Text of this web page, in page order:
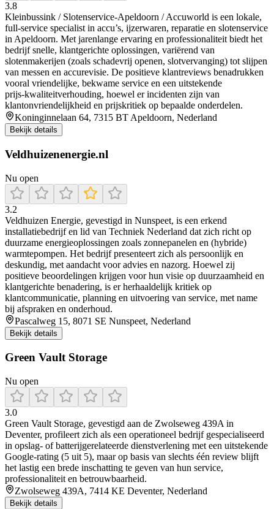
3.8
Kleinbussink / Slotenservice‑Apeldoorn / Accuworld is een lokale,
full‑service specialist in accu’s, ijzerwaren, reparatie en slotenservice
in Apeldoorn. Met jarenlange ervaring en professionaliteit biedt het
bedrijf snelle, klantgerichte oplossingen, variërend van
slotenmakerijen (zoals schadevrij openen, slotvervanging) tot slijpen
van messen en accurevisie. De positieve klantreviews benadrukken
vooral vriendelijke, bekwame service en een uitstekende
prijs‑kwaliteitverhouding, hoewel er incidenten zijn van
klantonvriendelijkheid en prijskritiek op bepaalde onderdelen.
Koninginnelaan 64, 7315 BT Apeldoorn, Nederland
Bekijk details
Veldhuizenenergie.nl
Nu open
3.2
Veldhuizen Energie, gevestigd in Nunspeet, is een erkend
installatiebedrijf en lid van Techniek Nederland dat zich richt op
duurzame energieoplossingen zoals zonnepanelen en (hybride)
warmtepompen. Het bedrijf presenteert zich als persoonlijk en
deskundig, met aandacht voor advies en nazorg. Hoewel zij
positieve beoordelingen krijgen voor hun visie op duurzaamheid en
klantgerichte benadering, is er herhaaldelijk kritiek op
klantcommunicatie, planning en uitvoering van service, met name
bij afspraken en onderhoud.
Pascalweg 15, 8071 SE Nunspeet, Nederland
Bekijk details
Green Vault Storage
Nu open
3.0
Green Vault Storage, gevestigd aan de Zwolseweg 439A in
Deventer, profileert zich als een operationeel bedrijf gespecialiseerd
in opslag- of batterijgerelateerde dienstverlening met een uitstekende
Google-rating (5 uit 5), maar op basis van slechts één review blijft
het lastig een brede inschatting te geven van hun service,
professionaliteit en betrouwbaarheid.
Zwolseweg 439A, 7414 KE Deventer, Nederland
Bekijk details